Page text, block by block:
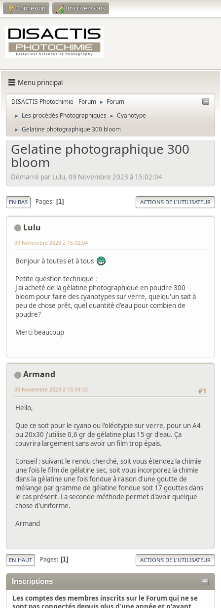
Connexion Inscrivez-vous
Menu principal
DISACTIS Photochimie - Forum ► Forum
► Les procédés Photographiques ► Cyanotype
► Gelatine photographique 300 bloom
Inscriptions
Les comptes des membres inscrits sur le Forum qui ne se
Gelatine photographique 300
bloom
Démarré par Lulu, 09 Novembre 2023 à 15:02:04
EN BAS Pages 1 ACTIONS DE L'UTILISATEUR
Lulu
09 Novembre 2023 à 15:02:04
Bonjour à toutes et à tous
Petite question technique :
J'ai acheté de la gélatine photographique en poudre 300
bloom pour faire des cyanotypes sur verre, quelqu'un sait à
peu de chose prêt, quel quantité d'eau pour combien de
poudre?
Merci beaucoup
Armand
#1
09 Novembre 2023 à 15:59:33
Hello,
Que ce soit pour le cyano ou l'oléotypie sur verre, pour un A4
ou 20x30 j'utilise 0,6 gr de gélatine plus 15 gr d'eau. Ça
couvrira largement sans avoir un film trop épais.
Conseil : suivant le rendu cherché, soit vous étendez la chimie
une fois le film de gélatine sec, soit vous incorporez la chimie
dans la gélatine une fois fondue à raison d'une goutte de
mélange par gramme de gélatine fondue soit 17 gouttes dans
le cas présent. La seconde méthode permet d'avoir quelque
chose d'uniforme.
Armand
EN HAUT Pages 1 ACTIONS DE L'UTILISATEUR